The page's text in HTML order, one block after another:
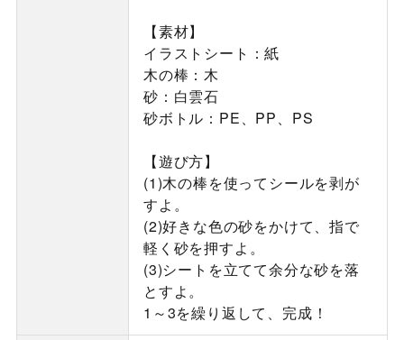
【素材】
イラストシート：紙
木の棒：木
砂：白雲石
砂ボトル：PE、PP、PS
【遊び方】
(1)木の棒を使ってシールを剥が
すよ。
(2)好きな色の砂をかけて、指で
軽く砂を押すよ。
(3)シートを立てて余分な砂を落
とすよ。
1～3を繰り返して、完成！